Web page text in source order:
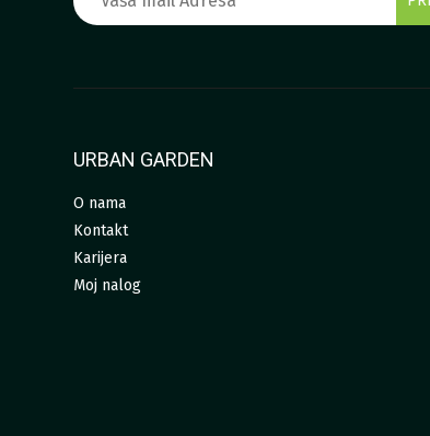
URBAN GARDEN
O nama
Kontakt
Karijera
Moj nalog